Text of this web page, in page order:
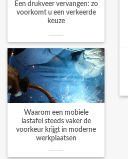
Een drukveer vervangen: zo
voorkomt u een verkeerde
keuze
Waarom een mobiele
lastafel steeds vaker de
voorkeur krijgt in moderne
werkplaatsen